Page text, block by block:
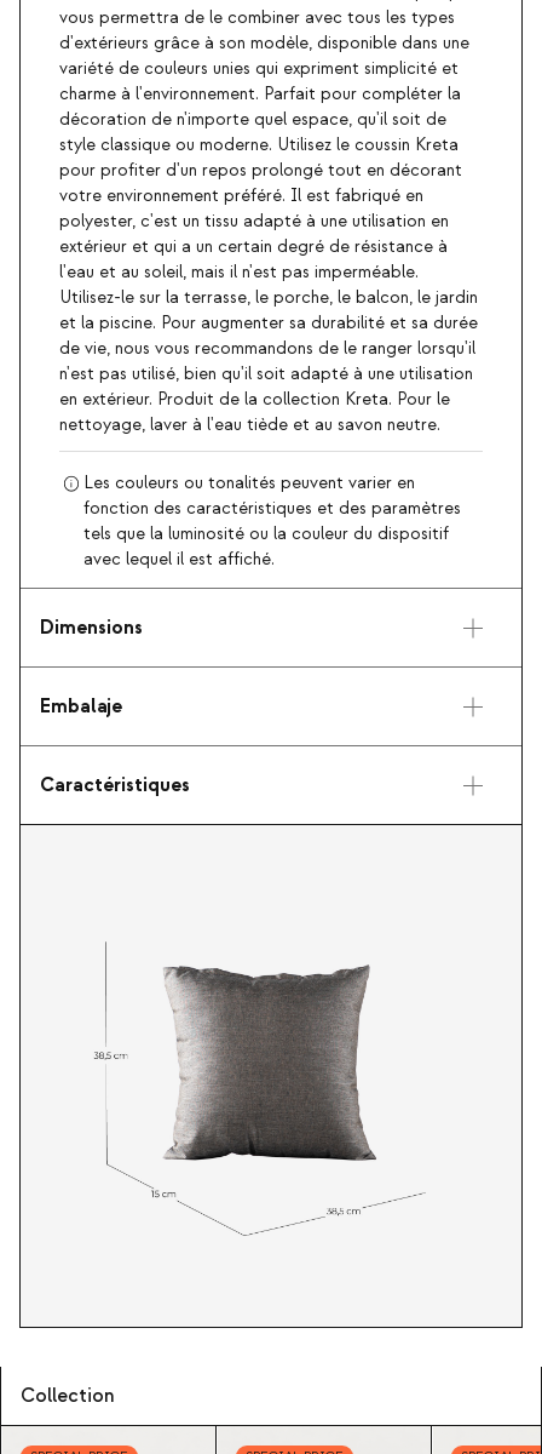
vous permettra de le combiner avec tous les types
d'extérieurs grâce à son modèle, disponible dans une
variété de couleurs unies qui expriment simplicité et
charme à l'environnement. Parfait pour compléter la
décoration de n'importe quel espace, qu'il soit de
style classique ou moderne. Utilisez le coussin Kreta
pour profiter d'un repos prolongé tout en décorant
votre environnement préféré. Il est fabriqué en
polyester, c'est un tissu adapté à une utilisation en
extérieur et qui a un certain degré de résistance à
l'eau et au soleil, mais il n'est pas imperméable.
Utilisez-le sur la terrasse, le porche, le balcon, le jardin
et la piscine. Pour augmenter sa durabilité et sa durée
de vie, nous vous recommandons de le ranger lorsqu'il
n'est pas utilisé, bien qu'il soit adapté à une utilisation
en extérieur. Produit de la collection Kreta. Pour le
nettoyage, laver à l'eau tiède et au savon neutre.
Les couleurs ou tonalités peuvent varier en
fonction des caractéristiques et des paramètres
tels que la luminosité ou la couleur du dispositif
avec lequel il est affiché.
Dimensions
Embalaje
Caractéristiques
Collection